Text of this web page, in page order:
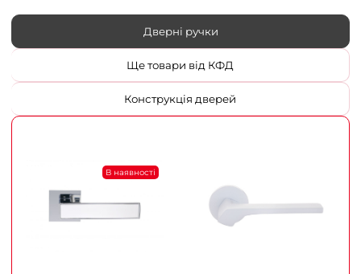
Дверні ручки
Ще товари від КФД
Конструкція дверей
В наявності